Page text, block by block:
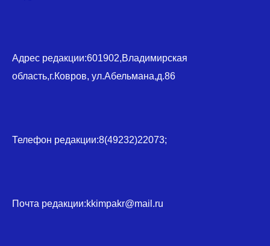
Адрес редакции:601902,Владимирская
область,г.Ковров, ул.Абельмана,д.86
Телефон редакции:8(49232)22073;
Почта редакции:kkimpakr@mail.ru